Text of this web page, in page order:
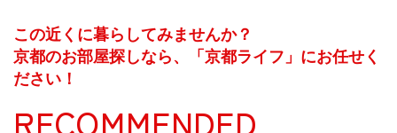
この近くに暮らしてみませんか？
京都のお部屋探しなら、「京都ライフ」にお任せく
ださい！
RECOMMENDED